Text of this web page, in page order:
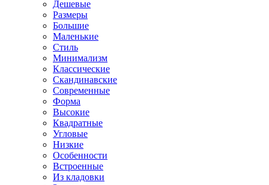
Дешевые
Размеры
Большие
Маленькие
Стиль
Минимализм
Классические
Скандинавские
Современные
Форма
Высокие
Квадратные
Угловые
Низкие
Особенности
Встроенные
Из кладовки